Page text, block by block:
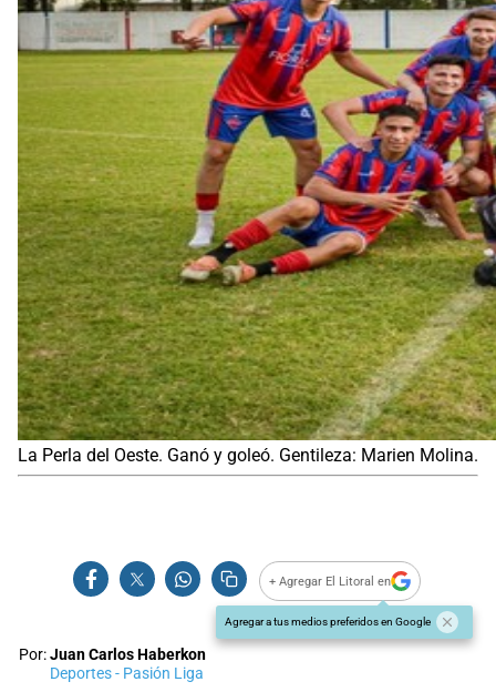
La Perla del Oeste. Ganó y goleó. Gentileza: Marien Molina.
+ Agregar El Litoral en
Agregar a tus medios preferidos en Google
Por:Juan Carlos Haberkon
Deportes - Pasión Liga